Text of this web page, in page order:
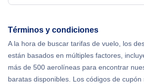
Términos y condiciones
A la hora de buscar tarifas de vuelo, los
están basados en múltiples factores,
más de 500 aerolíneas para encontrar
baratas disponibles. Los códigos de